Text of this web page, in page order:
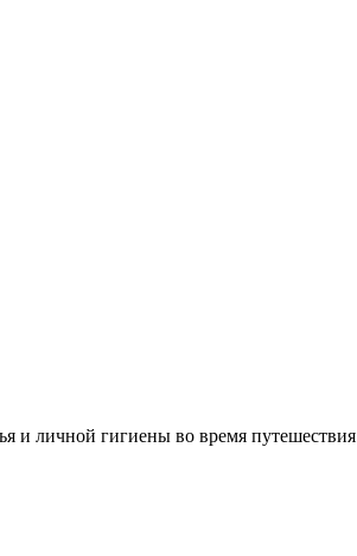
и личной гигиены во время путешествия